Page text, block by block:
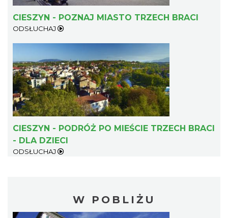
CIESZYN - POZNAJ MIASTO TRZECH BRACI
ODSŁUCHAJ
CIESZYN - PODRÓŻ PO MIEŚCIE TRZECH BRACI
- DLA DZIECI
ODSŁUCHAJ
W POBLIŻU